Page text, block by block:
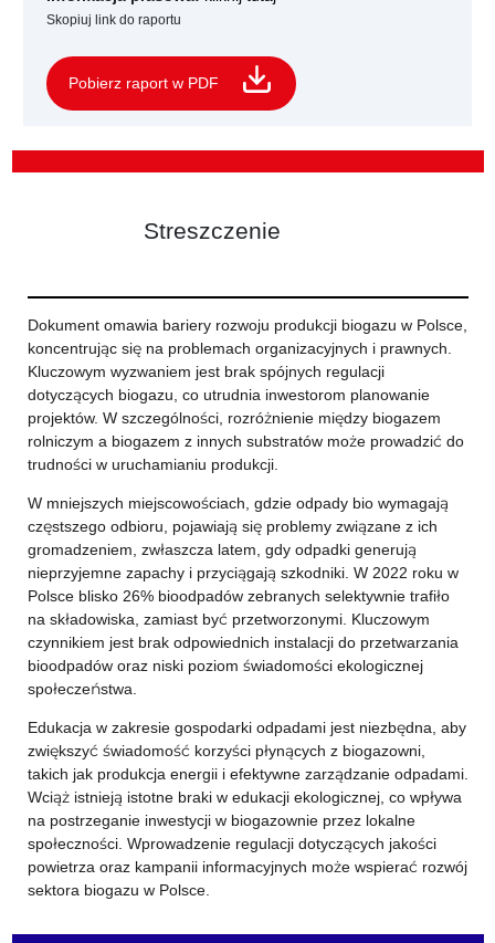
Skopiuj link do raportu
Pobierz raport w PDF
Streszczenie
Dokument omawia bariery rozwoju produkcji biogazu w Polsce,
koncentrując się na problemach organizacyjnych i prawnych.
Kluczowym wyzwaniem jest brak spójnych regulacji
dotyczących biogazu, co utrudnia inwestorom planowanie
projektów. W szczególności, rozróżnienie między biogazem
rolniczym a biogazem z innych substratów może prowadzić do
trudności w uruchamianiu produkcji.
W mniejszych miejscowościach, gdzie odpady bio wymagają
częstszego odbioru, pojawiają się problemy związane z ich
gromadzeniem, zwłaszcza latem, gdy odpadki generują
nieprzyjemne zapachy i przyciągają szkodniki. W 2022 roku w
Polsce blisko 26% bioodpadów zebranych selektywnie trafiło
na składowiska, zamiast być przetworzonymi. Kluczowym
czynnikiem jest brak odpowiednich instalacji do przetwarzania
bioodpadów oraz niski poziom świadomości ekologicznej
społeczeństwa.
Edukacja w zakresie gospodarki odpadami jest niezbędna, aby
zwiększyć świadomość korzyści płynących z biogazowni,
takich jak produkcja energii i efektywne zarządzanie odpadami.
Wciąż istnieją istotne braki w edukacji ekologicznej, co wpływa
na postrzeganie inwestycji w biogazownie przez lokalne
społeczności. Wprowadzenie regulacji dotyczących jakości
powietrza oraz kampanii informacyjnych może wspierać rozwój
sektora biogazu w Polsce.